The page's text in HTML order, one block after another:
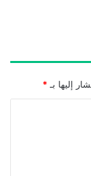
إليها بـ *